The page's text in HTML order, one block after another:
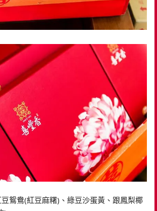
鴛鴦(紅豆麻糬)、綠豆沙蛋黃、跟鳳梨椰